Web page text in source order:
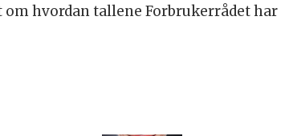
hvordan tallene Forbrukerrådet har